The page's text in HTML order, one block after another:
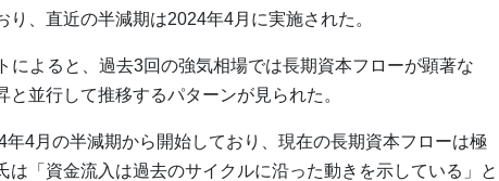
、直近の半減期は2024年4月に実施された。
によると、過去3回の強気相場では長期資本フローが顕著な
と並行して推移するパターンが見られた。
4月の半減期から開始しており、現在の長期資本フローは極
は「資金流入は過去のサイクルに沿った動きを示している」と